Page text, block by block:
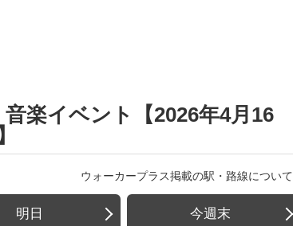
楽イベント【2026年4月16
ウォーカープラス掲載の駅・路線について
明日 今週末